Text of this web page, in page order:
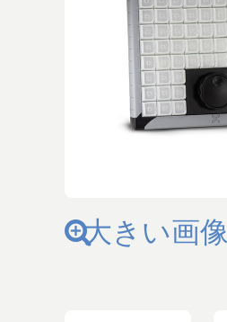
大きい画像